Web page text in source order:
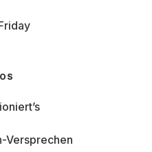
Versprechen